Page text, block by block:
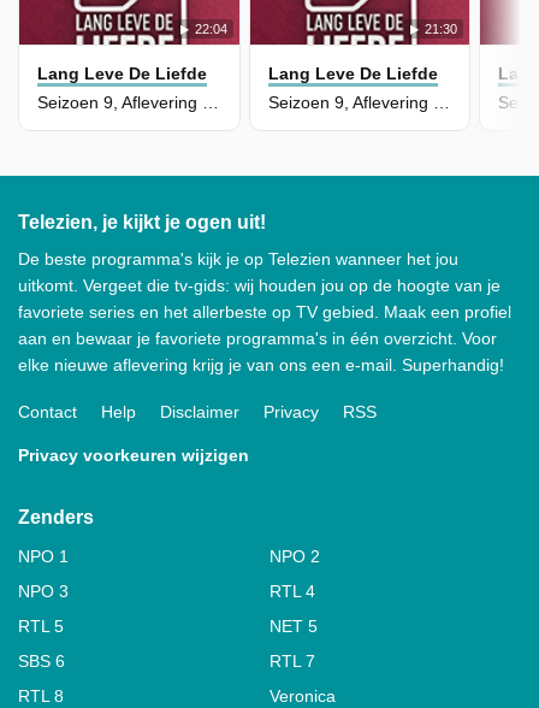
22:04
Lang Leve De Liefde
21:30
Lang Leve De Liefde
Telezien, je kijkt je ogen uit!
De beste programma's kijk je op Telezien wanneer het jou
uitkomt. Vergeet die tv-gids: wij houden jou op de hoogte van je
favoriete series en het allerbeste op TV gebied. Maak een profiel
aan en bewaar je favoriete programma's in één overzicht. Voor
elke nieuwe aflevering krijg je van ons een e-mail. Superhandig!
Contact Help Disclaimer Privacy RSS
Privacy voorkeuren wijzigen
Zenders
NPO 1
NPO 2
NPO 3
RTL 4
RTL 5
NET 5
SBS 6
RTL 7
RTL 8
Veronica